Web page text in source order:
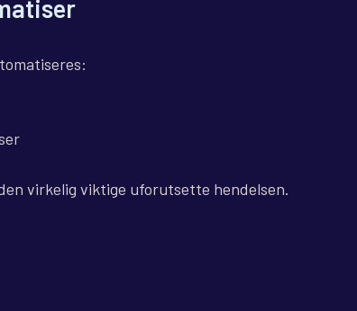
virkelig viktige uforutsette hendelsen.